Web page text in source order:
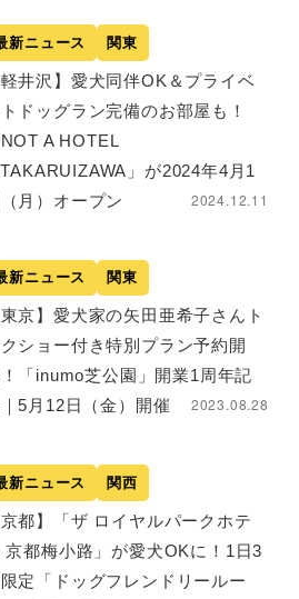
新ニュース 関東
軽井沢】愛犬同伴OK＆プライベ
ドッグラン完備のお部屋も！
NOT A HOTEL
」が2024年4月1
月）オープン
2024.12.11
新ニュース 関東
東京】愛犬家の矢田亜希子さんト
ショー付き特別プラン予約開
「inumo芝公園」開業1周年記
5月12日（金）開催
2023.08.28
新ニュース 関西
京都】「ザ ロイヤルパークホテ
京都梅小路」が愛犬OKに！1日3
定「ドッグフレンドリールー